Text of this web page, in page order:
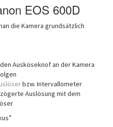
EOS 600D
die Kamera grundsätzlich
Ausköseknof an der Kamera
bzw. Intervallometer
Auslösung mit dem